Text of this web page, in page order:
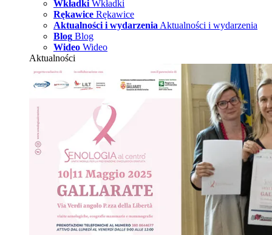
Wkładki Wkładki
Rękawice Rękawice
Aktualności i wydarzenia Aktualności i wydarzenia
Blog Blog
Wideo Wideo
Aktualności